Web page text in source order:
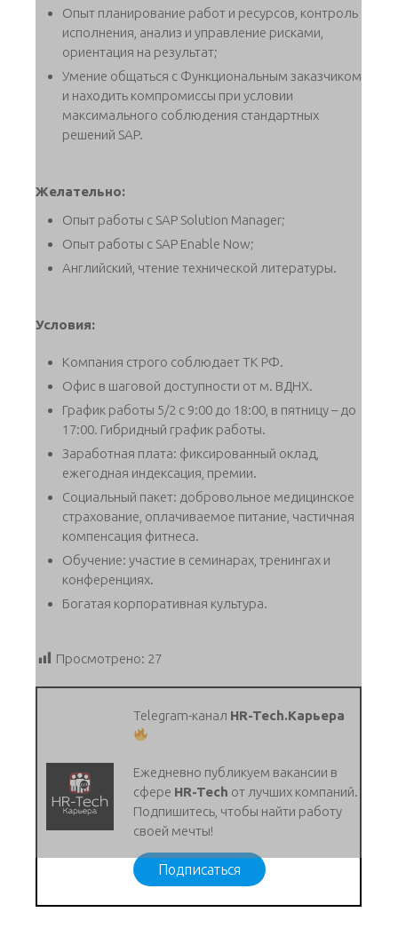
Опыт планирование работ и ресурсов, контроль
исполнения, анализ и управление рисками,
ориентация на результат;
Умение общаться с Функциональным заказчиком
и находить компромиссы при условии
максимального соблюдения стандартных
решений SAP.
Желательно:
Опыт работы c SAP Solution Manager;
Опыт работы с SAP Enable Now;
Английский, чтение технической литературы.
Условия:
Компания строго соблюдает ТК РФ.
Офис в шаговой доступности от м. ВДНХ.
График работы 5/2 с 9:00 до 18:00, в пятницу – до
17:00. Гибридный график работы.
Заработная плата: фиксированный оклад,
ежегодная индексация, премии.
Социальный пакет: добровольное медицинское
страхование, оплачиваемое питание, частичная
компенсация фитнеса.
Обучение: участие в семинарах, тренингах и
конференциях.
Богатая корпоративная культура.
Просмотрено: 27
Telegram-канал HR-Tech.Карьера
Ежедневно публикуем вакансии в
сфере HR-Tech от лучших компаний.
Подпишитесь, чтобы найти работу
своей мечты!
Подписаться